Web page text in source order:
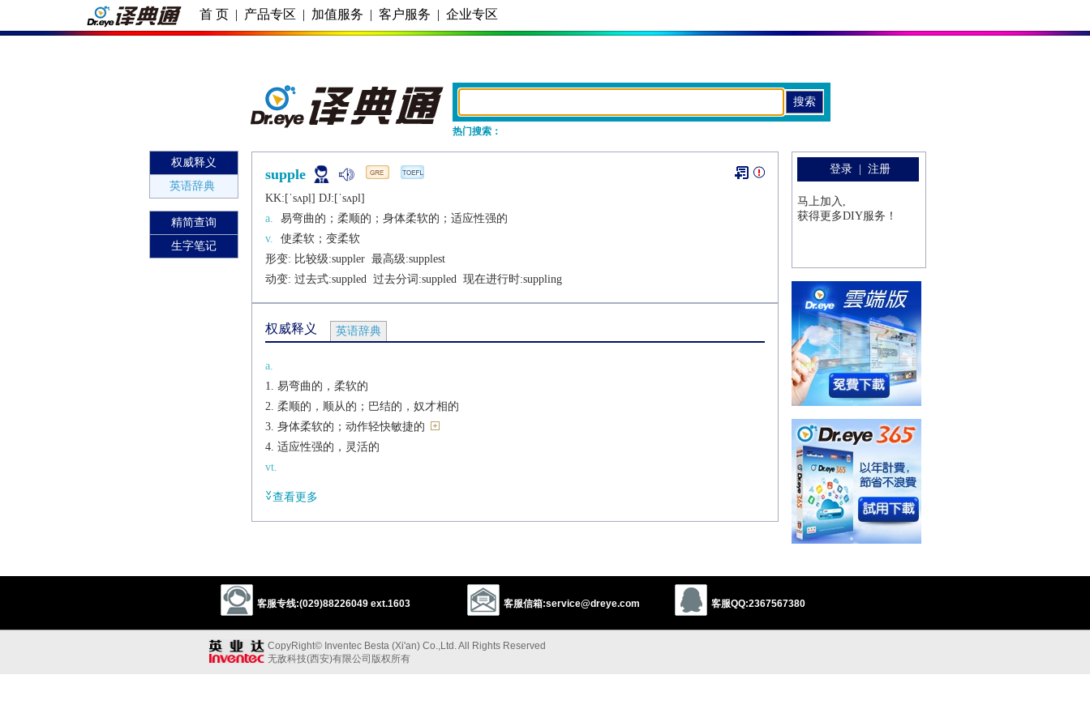
首 页 | 产品专区 | 加值服务 | 客户服务 | 企业专区
热门搜索：
权威释义
英语辞典
精简查询
生字笔记
supple
KK:[ˈsʌpḷ] DJ:[ˈsʌpl]
a.
易弯曲的；柔顺的；身体柔软的；适应性强的
v.
使柔软；变柔软
形变: 比较级:suppler 最高级:supplest
动变: 过去式:suppled 过去分词:suppled 现在进行时:suppling
权威释义 英语辞典
a.
易弯曲的，柔软的
柔顺的，顺从的；巴结的，奴才相的
身体柔软的；动作轻快敏捷的
适应性强的，灵活的
vt.
辨析
同义:
a.温柔的；顺从的
查看更多
客服专线:(029)88226049 ext.1603 客服信箱:service@dreye.com 客服QQ:2367567380
CopyRight© Inventec Besta (Xi'an) Co.,Ltd. All Rights Reserved
无敌科技(西安)有限公司版权所有